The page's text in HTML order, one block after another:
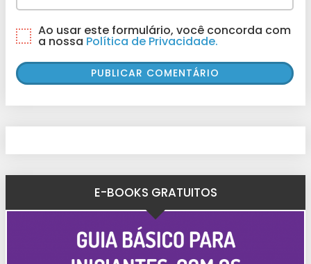
Ao usar este formulário, você concorda com
a nossa Política de Privacidade.
E-BOOKS GRATUITOS